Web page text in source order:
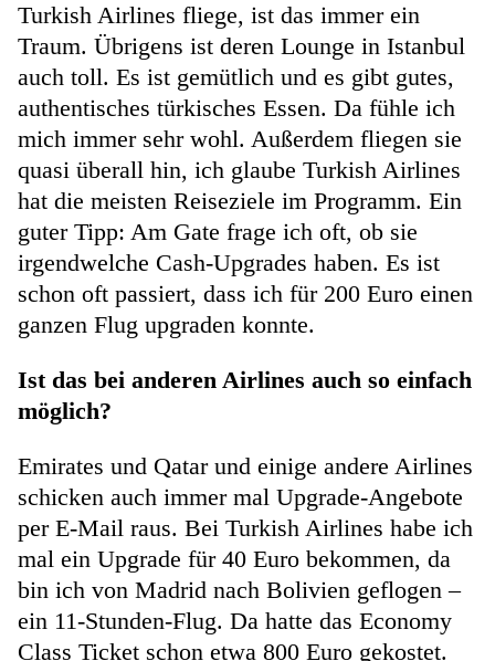
Turkish Airlines fliege, ist das immer ein
Traum. Übrigens ist deren Lounge in Istanbul
auch toll. Es ist gemütlich und es gibt gutes,
authentisches türkisches Essen. Da fühle ich
mich immer sehr wohl. Außerdem fliegen sie
quasi überall hin, ich glaube Turkish Airlines
hat die meisten Reiseziele im Programm. Ein
guter Tipp: Am Gate frage ich oft, ob sie
irgendwelche Cash-Upgrades haben. Es ist
schon oft passiert, dass ich für 200 Euro einen
ganzen Flug upgraden konnte.
Ist das bei anderen Airlines auch so einfach
möglich?
Emirates und Qatar und einige andere Airlines
schicken auch immer mal Upgrade-Angebote
per E-Mail raus. Bei Turkish Airlines habe ich
mal ein Upgrade für 40 Euro bekommen, da
bin ich von Madrid nach Bolivien geflogen –
ein 11-Stunden-Flug. Da hatte das Economy
Class Ticket schon etwa 800 Euro gekostet.